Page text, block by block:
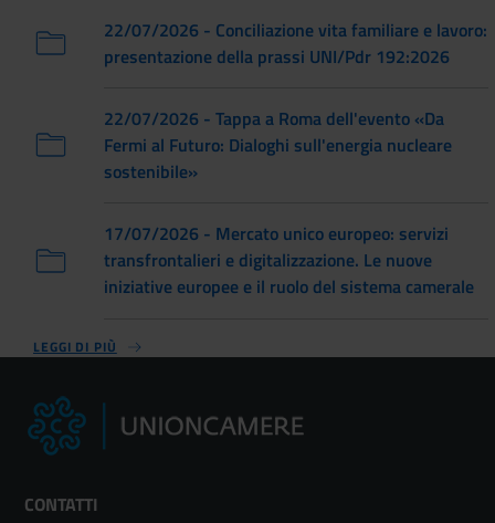
22/07/2026 - Conciliazione vita familiare e lavoro:
presentazione della prassi UNI/Pdr 192:2026
22/07/2026 - Tappa a Roma dell'evento «Da
Fermi al Futuro: Dialoghi sull'energia nucleare
sostenibile»
17/07/2026 - Mercato unico europeo: servizi
transfrontalieri e digitalizzazione. Le nuove
iniziative europee e il ruolo del sistema camerale
LEGGI DI PIÙ
CONTATTI